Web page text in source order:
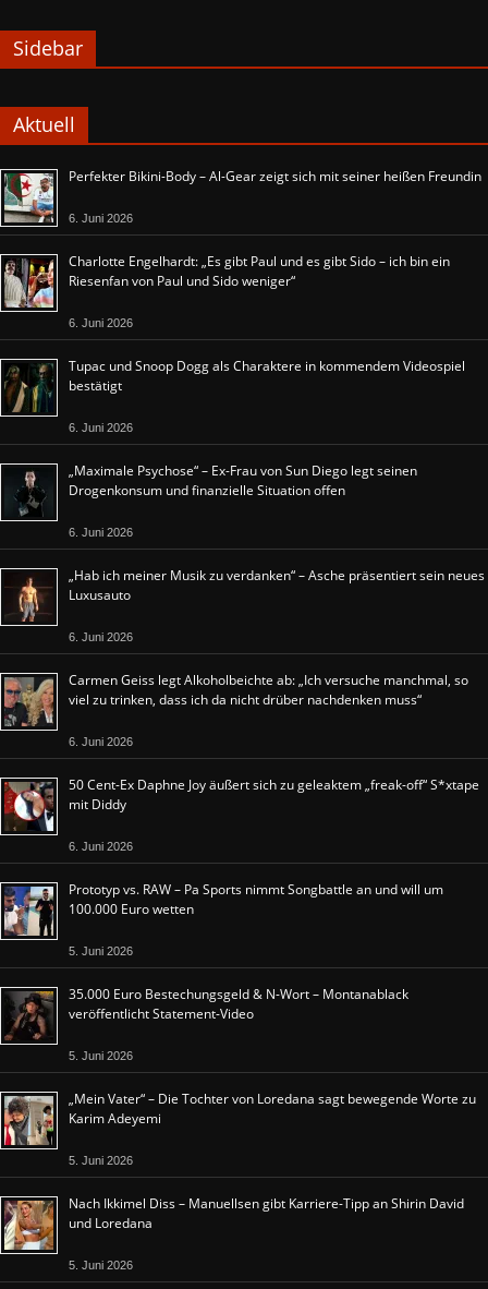
Sidebar
Aktuell
Perfekter Bikini-Body – Al-Gear zeigt sich mit seiner heißen Freundin
6. Juni 2026
Charlotte Engelhardt: „Es gibt Paul und es gibt Sido – ich bin ein
Riesenfan von Paul und Sido weniger“
6. Juni 2026
Tupac und Snoop Dogg als Charaktere in kommendem Videospiel
bestätigt
6. Juni 2026
„Maximale Psychose“ – Ex-Frau von Sun Diego legt seinen
Drogenkonsum und finanzielle Situation offen
6. Juni 2026
„Hab ich meiner Musik zu verdanken“ – Asche präsentiert sein neues
Luxusauto
6. Juni 2026
Carmen Geiss legt Alkoholbeichte ab: „Ich versuche manchmal, so
viel zu trinken, dass ich da nicht drüber nachdenken muss“
6. Juni 2026
50 Cent-Ex Daphne Joy äußert sich zu geleaktem „freak-off“ S*xtape
mit Diddy
6. Juni 2026
Prototyp vs. RAW – Pa Sports nimmt Songbattle an und will um
100.000 Euro wetten
5. Juni 2026
35.000 Euro Bestechungsgeld & N-Wort – Montanablack
veröffentlicht Statement-Video
5. Juni 2026
„Mein Vater“ – Die Tochter von Loredana sagt bewegende Worte zu
Karim Adeyemi
5. Juni 2026
Nach Ikkimel Diss – Manuellsen gibt Karriere-Tipp an Shirin David
und Loredana
5. Juni 2026